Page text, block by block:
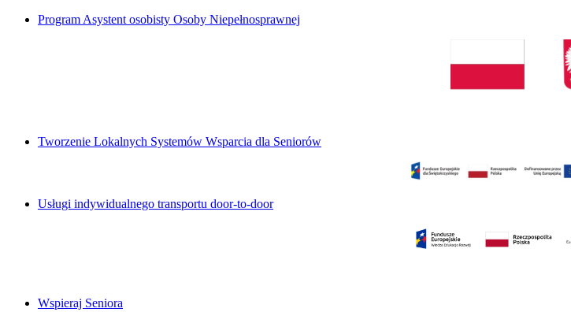
Program Asystent osobisty Osoby Niepełnosprawnej
Tworzenie Lokalnych Systemów Wsparcia dla Seniorów
Usługi indywidualnego transportu door-to-door
Wspieraj Seniora